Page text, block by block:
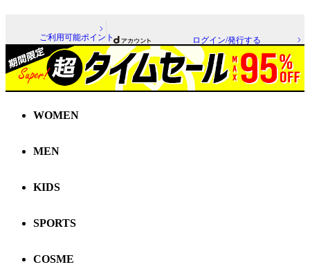
ご利用可能ポイント ログイン/発行する
WOMEN
MEN
KIDS
SPORTS
COSME